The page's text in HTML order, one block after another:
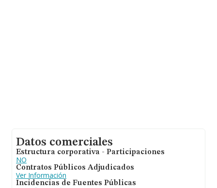
Datos comerciales
Estructura corporativa - Participaciones
NO
Contratos Públicos Adjudicados
Ver Información
Incidencias de Fuentes Públicas